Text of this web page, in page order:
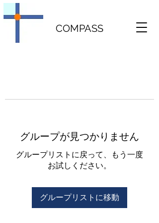
COMPASS
グループが見つかりません
グループリストに戻って、もう一度
お試しください。
グループリストに移動